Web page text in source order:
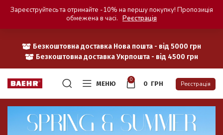
Безкоштовна доставка Нова пошта - від 5000 грн
Безкоштовна доставка Укрпошта - від 4500 грн
МЕНЮ
0
0 ГРН Реєстрація
Зареєструйтесь та отримайте -10% на першу покупку! Пропозиція
обмежена в часі. Реєстрація